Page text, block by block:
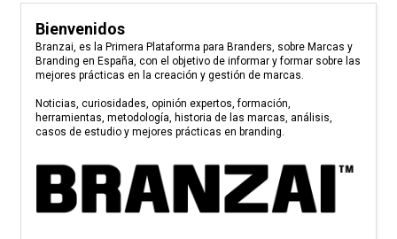
Bienvenidos
Branzai, es la Primera Plataforma para Branders, sobre Marcas y
Branding en España, con el objetivo de informar y formar sobre las
mejores prácticas en la creación y gestión de marcas.
Noticias, curiosidades, opinión expertos, formación,
herramientas, metodología, historia de las marcas, análisis,
casos de estudio y mejores prácticas en branding.